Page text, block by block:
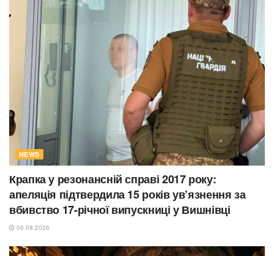
NEWS
Крапка у резонансній справі 2017 року:
апеляція підтвердила 15 років ув’язнення за
вбивство 17-річної випускниці у Вишнівці
06.08.2026